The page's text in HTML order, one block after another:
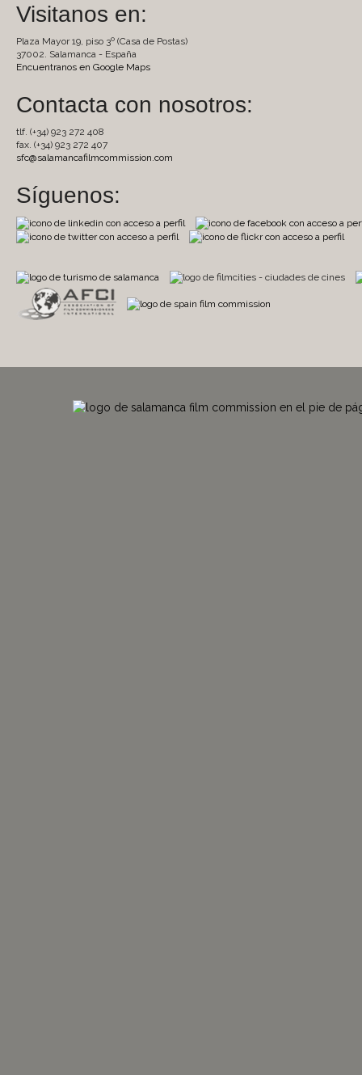
Visitanos en:
Plaza Mayor 19, piso 3º (Casa de Postas)
37002. Salamanca - España
Encuentranos en Google Maps
Contacta con nosotros:
tlf. (+34) 923 272 408
fax. (+34) 923 272 407
sfc@salamancafilmcommission.com
Síguenos: